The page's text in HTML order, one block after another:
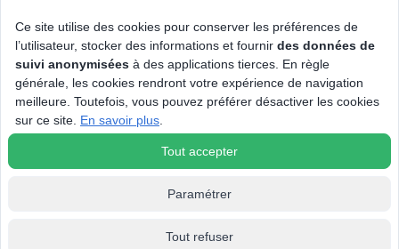
Ce site utilise des cookies pour conserver les préférences de
l’utilisateur, stocker des informations et fournir des données de
suivi anonymisées à des applications tierces. En règle
générale, les cookies rendront votre expérience de navigation
meilleure. Toutefois, vous pouvez préférer désactiver les cookies
sur ce site. En savoir plus
Tout accepter
Paramétrer
Tout refuser
Nettoyeur haute pression Réfrigérateur avec freezer / Divers
Table à repasser /
Radio portable Nettoyeur vapeur Piano de cuisson mixte
Station météo / Casque filaire Arceau / Dac /
Appareil photo obj. interchangeable
© 2026 Tous droits réservés Connexion.fr